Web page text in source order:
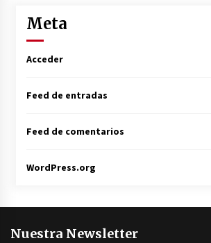
Meta
Acceder
Feed de entradas
Feed de comentarios
WordPress.org
Nuestra Newsletter